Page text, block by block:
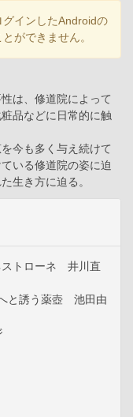
インしたAndroidの
ができません。
は、修道院によって
品などに日常的に触
今も多く与え続けて
いる修道院の姿に迫
生き方に迫る。
トローネ 井川直
と誘う薬壺 池田由